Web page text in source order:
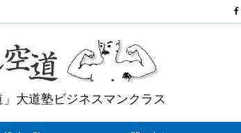
大道塾ビジネスマンクラス